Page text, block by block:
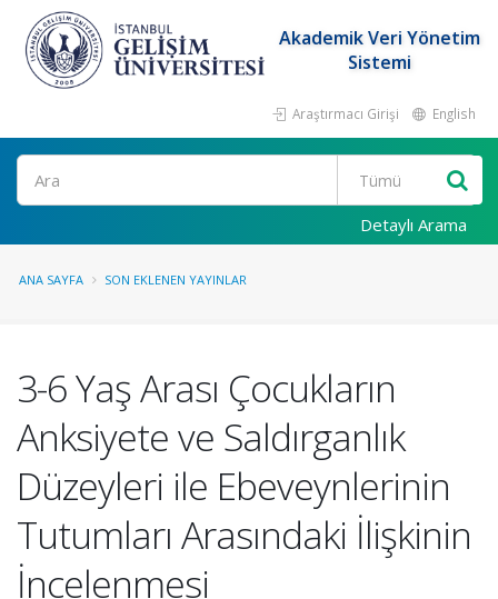
Akademik Veri Yönetim
Sistemi
Araştırmacı Girişi English
Ara
Detaylı Arama
ANA SAYFA SON EKLENEN YAYINLAR
3-6 Yaş Arası Çocukların
Anksiyete ve Saldırganlık
Düzeyleri ile Ebeveynlerinin
Tutumları Arasındaki İlişkinin
İncelenmesi